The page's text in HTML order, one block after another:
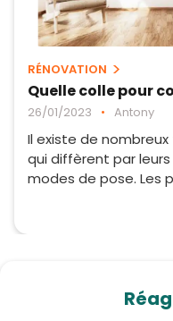
RÉNOVATION
Quelle colle pour
26/01/2023 • Antony
Il existe de
qui diffèrent par
modes de pose. Les